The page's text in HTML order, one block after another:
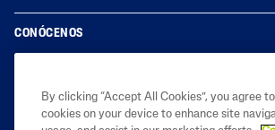
CONÓCENOS
By clicking “Accept All Cookies”, you agree
cookies on your device to enhance site